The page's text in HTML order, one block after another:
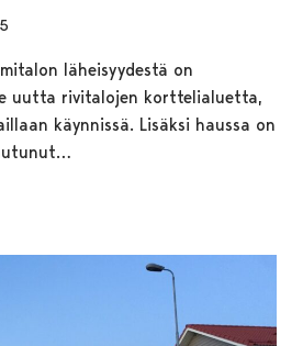
läheisyydestä on
uutta rivitalojen korttelialuetta,
käynnissä. Lisäksi haussa on